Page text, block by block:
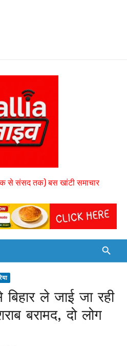
से संसद तक) बस खांटी समाचार
ले जाई जा रही
बरामद, दो लोग